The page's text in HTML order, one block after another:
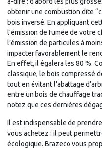
obtenir une combustion dite
bois inversé. En appliquant
l’émission de fumée de votre
l’émission de particules à
impacter favorablement le
En effet, il égalera les 80 %.
classique, le bois compressé
tout en évitant l’abattage
entre un bois de chauffage
notez que ces dernières
Il est indispensable de
vous achetez : il peut
écologique. Brazeco vous